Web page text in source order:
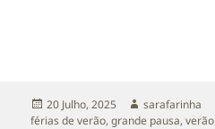
Publicado
a
20 Julho, 2025 Autor
sarafarinha
férias de verão,grande pausa,verão